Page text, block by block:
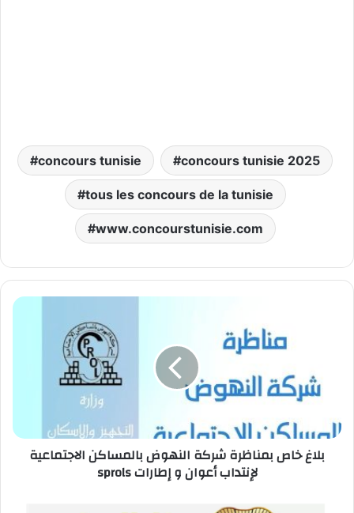
concours tunisie concours tunisie 2025
tous les concours de la tunisie
www.concourstunisie.com
بلاغ
لإنتداب
أعوانبلاغ خاص بمناظرة شركة النهوض بالمساكن الاجتماعية
sprols لإنتداب أعوان و إطارات